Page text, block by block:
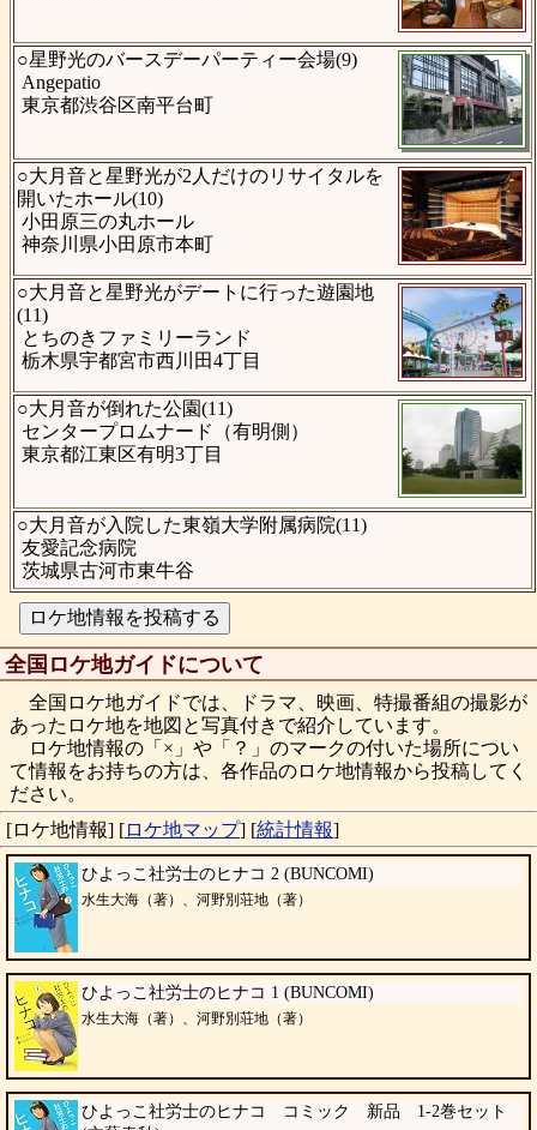
○星野光のバースデーパーティー会場(9)
Angepatio
東京都渋谷区南平台町
○大月音と星野光が2人だけのリサイタルを
開いたホール(10)
小田原三の丸ホール
神奈川県小田原市本町
○大月音と星野光がデートに行った遊園地
(11)
とちのきファミリーランド
栃木県宇都宮市西川田4丁目
○大月音が倒れた公園(11)
センタープロムナード（有明側）
東京都江東区有明3丁目
○大月音が入院した東嶺大学附属病院(11)
友愛記念病院
茨城県古河市東牛谷
全国ロケ地ガイドについて
全国ロケ地ガイドでは、ドラマ、映画、特撮番組の撮影が
あったロケ地を地図と写真付きで紹介しています。
ロケ地情報の「×」や「？」のマークの付いた場所につい
て情報をお持ちの方は、各作品のロケ地情報から投稿してく
ださい。
[ロケ地情報] [ロケ地マップ] [統計情報]
ひよっこ社労士のヒナコ 2 (BUNCOMI)
水生大海（著）、河野別荘地（著）
ひよっこ社労士のヒナコ 1 (BUNCOMI)
水生大海（著）、河野別荘地（著）
ひよっこ社労士のヒナコ コミック 新品 1-2巻セット